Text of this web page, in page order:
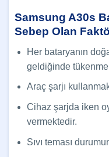
Samsung A30s
Sebep Olan
Her bataryanın
geldiğinde
Araç şarjı
Cihaz şarjda iken
vermektedir.
Sıvı teması